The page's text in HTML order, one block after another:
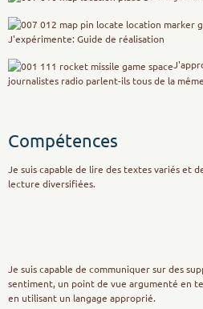
J'expérimente: Guide de réalisation
journalistes radio parlent-ils tous de la
Compétences
Je suis capable de lire des textes variés et
lecture diversifiées.
Je suis capable de communiquer sur des
sentiment, un point de vue argumenté en
en utilisant un langage approprié.